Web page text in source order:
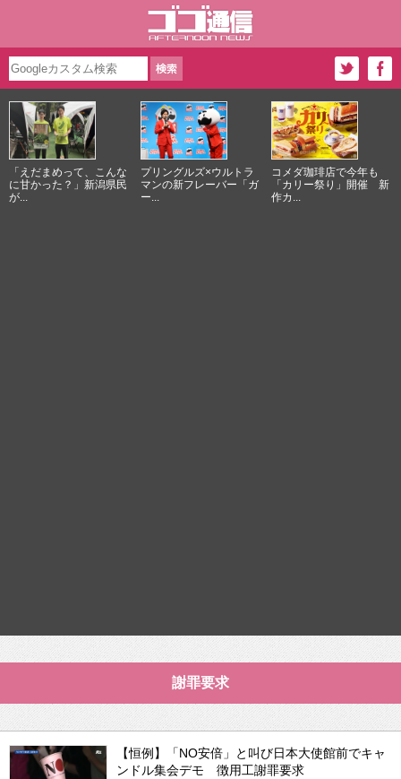
「えだまめって、こんな
に甘かった？」新潟県民
が...
プリングルズ×ウルトラ
マンの新フレーバー「ガ
ー...
コメダ珈琲店で今年も
「カリー祭り」開催 新
作カ...
謝罪要求
【恒例】「NO安倍」と叫び日本大使館前でキャ
ンドル集会デモ 徴用工謝罪要求